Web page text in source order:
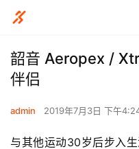
韶音 Aeropex /
伴侣
admin 2019年7月3日 下午
与其他运动30岁后步入